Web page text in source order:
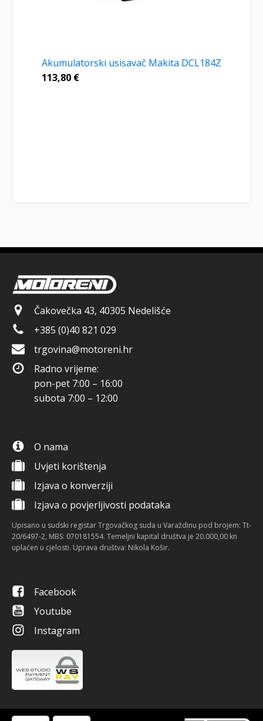
Akumulatorski usisavač Makita DCL184Z
113,80 €
Čakovečka 43, 40305 Nedelišće
+385 (0)40 821 029
trgovina@motoreni.hr
Radno vrijeme:
pon-pet 7:00 – 16:00
subota 7:00 – 12:00
O nama
Uvjeti korištenja
Izjava o konverziji
Izjava o povjerljivosti podataka
Upisano u sudski registar Trgovačkog suda u Varaždinu pod brojem: Tt-
20/6497-2, MBS: 070181554. Temeljni kapital društva je 20.000,00 kn
uplaćen u cjelosti. Uprava društva: Nikola Košir.
Facebook
Youtube
Instagram